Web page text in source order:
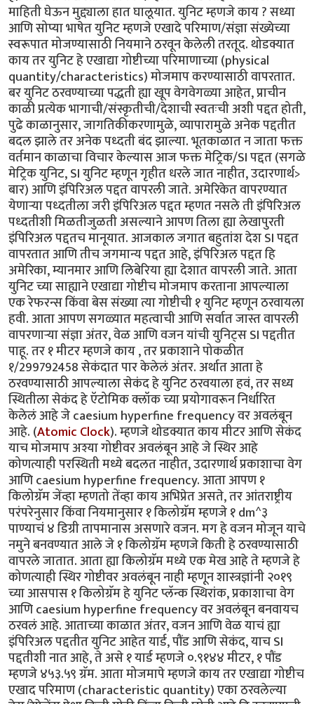
माहिती घेऊन मुद्द्याला हात घालूयात. युनिट म्हणजे काय ? सध्या
आणि सोप्या भाषेत युनिट म्हणजे एखादे परिमाण/संज्ञा संख्येच्या
स्वरूपात मोजण्यासाठी नियमाने ठरवून केलेली तरतूद. थोडक्यात
काय तर युनिट हे एखाद्या गोष्टीच्या परिमाणाच्या (physical
quantity/characteristics) मोजमाप करण्यासाठी वापरतात.
बर युनिट ठरवण्याच्या पद्धती ह्या खूप वेगवेगळ्या आहेत, प्राचीन
काळी प्रत्येक भागाची/संस्कृतीची/देशाची स्वतःची अशी पद्दत होती,
पुढे काळानुसार, जागतिकीकरणामुळे, व्यापारामुळे अनेक पद्दतीत
बदल झाले तर अनेक पध्दती बंद झाल्या. भूतकाळात न जाता फक्त
वर्तमान काळाचा विचार केल्यास आज फक्त मेट्रिक/SI पद्दत (सगळे
मेट्रिक युनिट, SI युनिट म्हणून गृहीत धरले जात नाहीत, उदारणार्थ>
बार) आणि इंपिरिअल पद्दत वापरली जाते. अमेरिकेत वापरण्यात
येणार्‍या पध्दतीला जरी इंपिरिअल पद्दत म्हणत नसले ती इंपिरिअल
पध्दतीशी मिळतीजुळती असल्याने आपण तिला ह्या लेखापुरती
इंपिरिअल पद्दतच मानूयात. आजकाल जगात बहुतांश देश SI पद्दत
वापरतात आणि तीच जगमान्य पद्दत आहे, इंपिरिअल पद्दत हि
अमेरिका, म्यानमार आणि लिबेरिया ह्या देशात वापरली जाते. आता
युनिट च्या साह्याने एखाद्या गोष्टीच मोजमाप करताना आपल्याला
एक रेफरन्स किंवा बेस संख्या त्या गोष्टीची १ युनिट म्हणून ठरवायला
हवी. आता आपण सगळ्यात महत्वाची आणि सर्वात जास्त वापरली
वापरणाऱ्या संज्ञा अंतर, वेळ आणि वजन यांची युनिट्स SI पद्दतीत
पाहू. तर १ मीटर म्हणजे काय , तर प्रकाशाने पोकळीत
१/299792458 सेकंदात पार केलेलं अंतर. अर्थात आता हे
ठरवण्यासाठी आपल्याला सेकंद हे युनिट ठरवयाला हवं, तर सध्य
स्थितीला सेकंद हे ऍटोमिक क्लॉक च्या प्रयोगावरून निर्धारित
केलेलं आहे जे caesium hyperfine frequency वर अवलंबून
आहे. (Atomic Clock). म्हणजे थोडक्यात काय मीटर आणि सेकंद
याच मोजमाप अश्या गोष्टीवर अवलंबून आहे जे स्थिर आहे
कोणत्याही परस्थिती मध्ये बदलत नाहीत, उदारणार्थ प्रकाशाचा वेग
आणि caesium hyperfine frequency. आता आपण १
किलोग्रॅम जेंव्हा म्हणतो तेंव्हा काय अभिप्रेत असते, तर आंतराष्ट्रीय
परंपरेनुसार किंवा नियमानुसार १ किलोग्रॅम म्हणजे १ dm^३
पाण्याचं ४ डिग्री तापमानास असणारे वजन. मग हे वजन मोजून याचे
नमुने बनवण्यात आले जे १ किलोग्रॅम म्हणजे किती हे ठरवण्यासाठी
वापरले जातात. आता ह्या किलोग्रॅम मध्ये एक मेख आहे ते म्हणजे हे
कोणत्याही स्थिर गोष्टीवर अवलंबून नाही म्हणून शास्त्रज्ञांनी २०१९
च्या आसपास १ किलोग्रॅम हे युनिट प्लॅन्क स्थिरांक, प्रकाशाचा वेग
आणि caesium hyperfine frequency वर अवलंबून बनवायच
ठरवलं आहे. आताच्या काळात अंतर, वजन आणि वेळ याचं ह्या
इंपिरिअल पद्दतीत युनिट आहेत यार्ड, पौंड आणि सेकंद, याच SI
पद्दतीशी नात आहे, ते असे १ यार्ड म्हणजे ०.९१४४ मीटर, १ पौंड
म्हणजे ४५३.५९ ग्रॅम. आता मोजमापे म्हणजे काय तर एखाद्या गोष्टीच
एखाद परिमाण (characteristic quantity) एका ठरवलेल्या